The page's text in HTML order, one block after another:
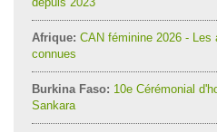
Afrique: CAN féminine 2026 -
connues
Burkina Faso: 10e Cérémonial
Sankara